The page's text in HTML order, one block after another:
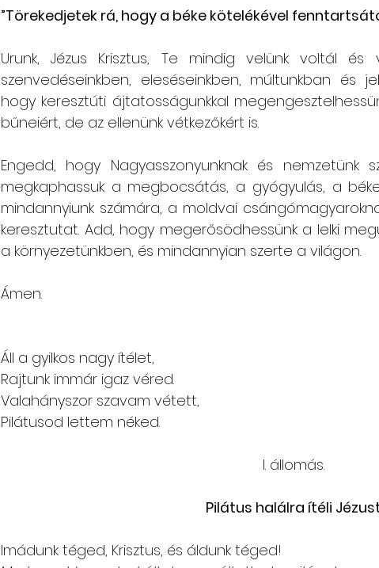
”Törekedjetek rá, hogy a béke kötelékével
Urunk, Jézus Krisztus, Te mindig velünk voltál és
szenvedéseinkben, eleséseinkben, múltunkban és
hogy keresztúti ájtatosságunkkal
bűneiért, de az ellenünk vétkezőkért is.
Engedd, hogy Nagyasszonyunknak és nemzetünk
megkaphassuk a megbocsátás, a gyógyulás, a
mindannyiunk számára, a moldvai
keresztutat. Add, hogy megerősödhessünk a lelki
a környezetünkben, és mindannyian szerte a világon.
Ámen.
Áll a gyilkos nagy ítélet,
Rajtunk immár igaz véred.
Valahányszor szavam vétett,
Pilátusod lettem néked.
I. állomás.
Pilátus halálra ítéli
Imádunk téged, Krisztus, és áldunk téged!